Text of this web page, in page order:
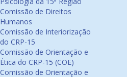
Comissão de Direitos
Humanos
Comissão de Interiorização
do CRP-15
Comissão de Orientação e
Ética do CRP-15 (COE)
Comissão de Orientação e